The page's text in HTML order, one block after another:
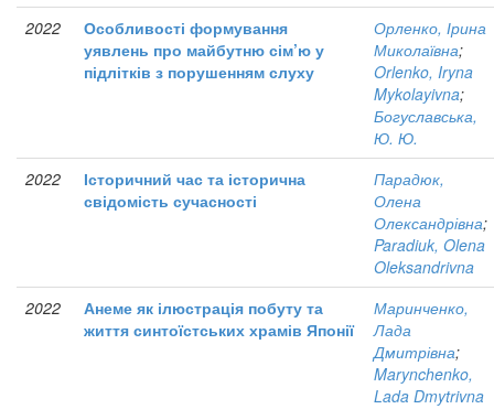
2022
Особливості формування
уявлень про майбутню сім’ю у
підлітків з порушенням слуху
Орленко, Ірина
Миколаївна;
Orlenko, Iryna
Mykolayivna;
Богуславська,
Ю. Ю.
2022
Історичний час та історична
свідомість сучасності
Парадюк,
Олена
Олександрівна;
Paradiuk, Olena
Oleksandrivna
2022
Анеме як ілюстрація побуту та
життя синтоїстських храмів Японії
Маринченко,
Лада
Дмитрівна;
Marynchenko,
Lada Dmytrivna